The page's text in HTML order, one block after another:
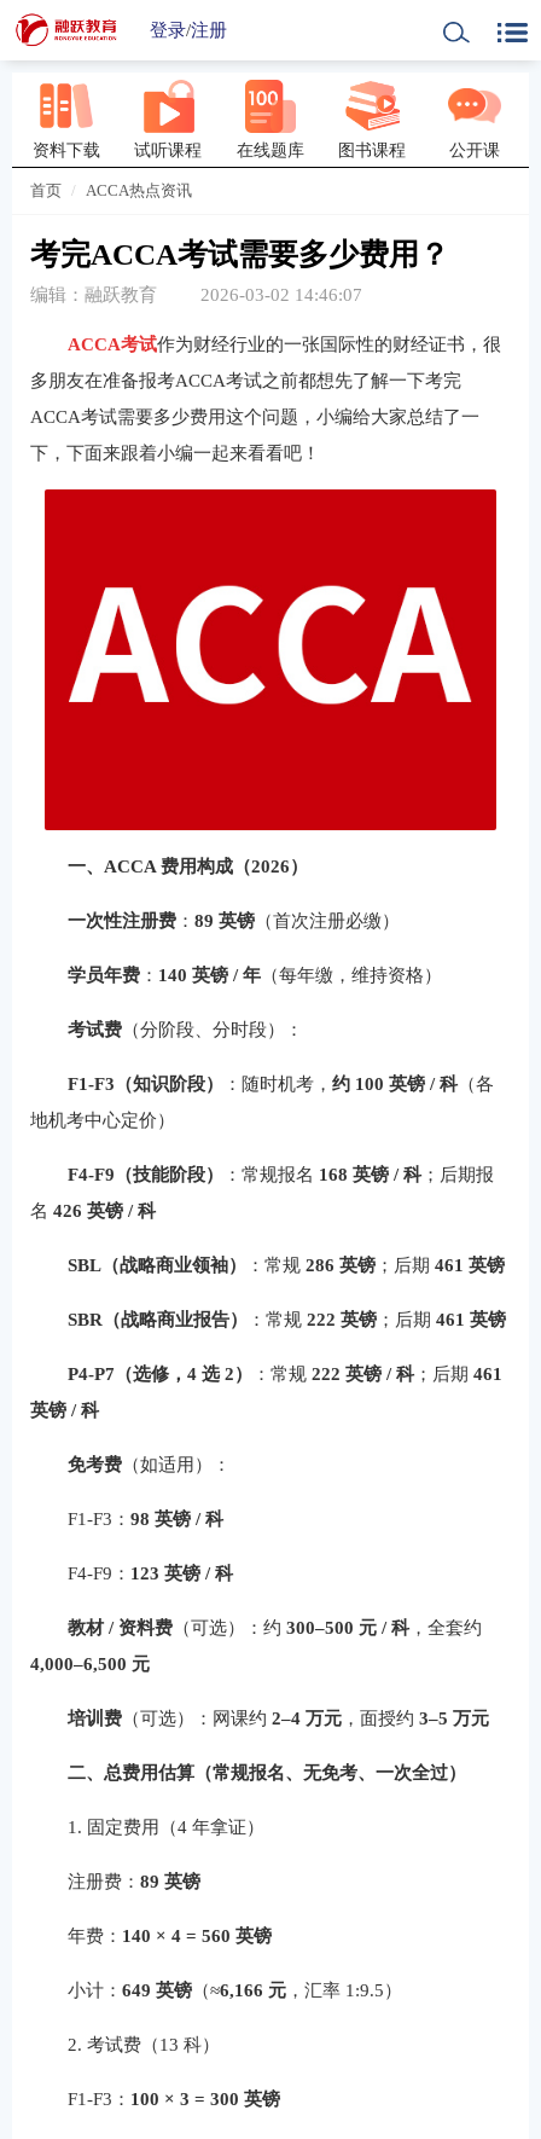
登录/注册
资料下载 试听课程 在线题库 图书课程 公开课
首页 ACCA热点资讯
考完ACCA考试需要多少费用？
编辑：融跃教育 2026-03-02 14:46:07
ACCA考试作为财经行业的一张国际性的财经证书，很
多朋友在准备报考ACCA考试之前都想先了解一下考完
ACCA考试需要多少费用这个问题，小编给大家总结了一
下，下面来跟着小编一起来看看吧！
一、ACCA 费用构成（2026）
一次性注册费： 89 英镑（首次注册必缴）
学员年费： 140 英镑 / 年（每年缴，维持资格）
考试费（分阶段、分时段）：
F1-F3（知识阶段） ：随时机考， 约 100 英镑 / 科（各
地机考中心定价）
F4-F9（技能阶段） ：常规报名 168 英镑 / 科；后期报
名 426 英镑 / 科
SBL（战略商业领袖） ：常规 286 英镑；后期 461 英镑
SBR（战略商业报告） ：常规 222 英镑；后期 461 英镑
P4-P7（选修，4 选 2） ：常规 222 英镑 / 科；后期 461
英镑 / 科
免考费（如适用）：
F1-F3： 98 英镑 / 科
F4-F9： 123 英镑 / 科
教材 / 资料费（可选）：约 300–500 元 / 科，全套约
4,000–6,500 元
培训费（可选）：网课约 2–4 万元，面授约 3–5 万元
二、总费用估算（常规报名、无免考、一次全过）
1. 固定费用（4 年拿证）
注册费： 89 英镑
年费： 140 × 4 = 560 英镑
小计： 649 英镑（≈6,166 元，汇率 1:9.5）
2. 考试费（13 科）
F1-F3： 100 × 3 = 300 英镑